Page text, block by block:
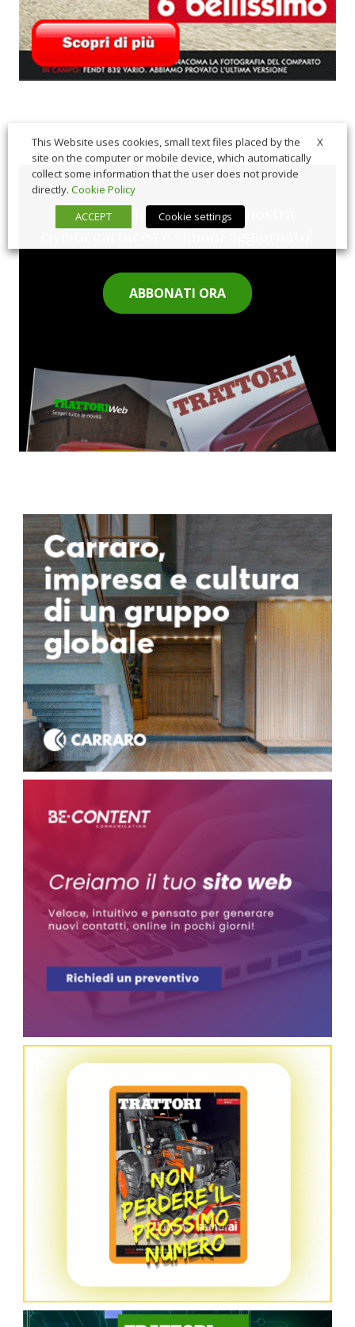
Sfoglia comodamente la nostra
rivista cartacea e rimani aggiornato!
ABBONATI ORA
X
This Website uses cookies, small text files placed by the
site on the computer or mobile device, which automatically
collect some information that the user does not provide
directly. Cookie Policy
ACCEPT
Cookie settings